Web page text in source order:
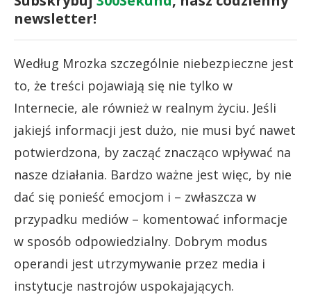
newsletter!
Według Mrozka szczególnie niebezpieczne jest
to, że treści pojawiają się nie tylko w
Internecie, ale również w realnym życiu. Jeśli
jakiejś informacji jest dużo, nie musi być nawet
potwierdzona, by zacząć znacząco wpływać na
nasze działania. Bardzo ważne jest więc, by nie
dać się ponieść emocjom i – zwłaszcza w
przypadku mediów – komentować informacje
w sposób odpowiedzialny. Dobrym modus
operandi jest utrzymywanie przez media i
instytucje nastrojów uspokajających.